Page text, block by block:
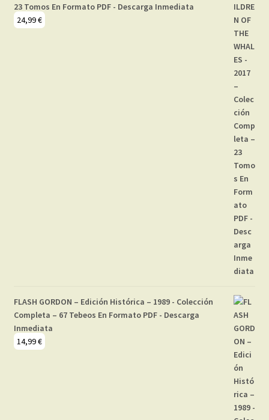
23 Tomos En Formato PDF - Descarga Inmediata
24,99€
FLASH GORDON – Edición Histórica – 1989 - Colección
Completa – 67 Tebeos En Formato PDF - Descarga
Inmediata
14,99€